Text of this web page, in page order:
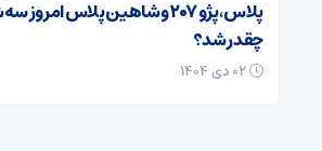
چقدر شد؟